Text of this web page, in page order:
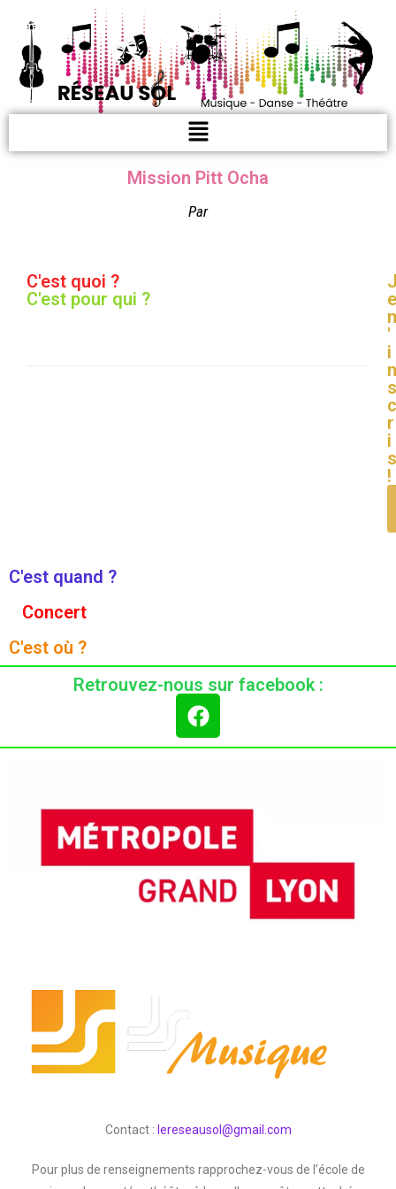
Mission Pitt Ocha
Par
C'est quoi ?
C'est pour qui ?
e
'
i
n
s
c
r
i
s
!
C'est quand ?
Concert
C'est où ?
Retrouvez-nous sur facebook :
Contact : lereseausol@gmail.com
Pour plus de renseignements rapprochez-vous de l’école de